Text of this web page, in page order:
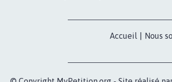
Accueil Nous